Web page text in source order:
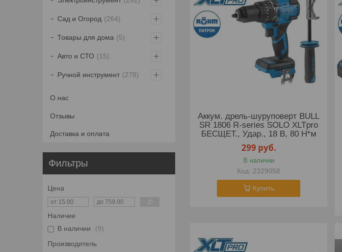
Аккум. дрель-шуруповерт BULL
SR 1806 R-series SOLO XLTpro
БЕСЩЕТ., Удар., 18 В, 80 Н*м
299 руб.
В наличии
2329058
Купить
Сад и Огород 264
Товары для дома 5
Авто и СТО 15
Ручной инструмент 278
О нас
Отзывы
Доставка и оплата
Фильтры
Цена
Наличие
В наличии
9
Производитель